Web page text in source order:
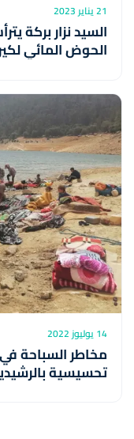
21 يناير 2023
السيد نزار بركة
الحوض المائي
14 يوليوز 2022
مخاطر السباحة
تحسيسية